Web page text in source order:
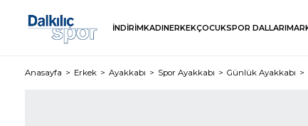
İNDİRİMKADINERKEKÇOCUKSPOR DALLARI
Anasayfa Erkek Ayakkabı Spor Ayakkabı Günlük Ayakkabı